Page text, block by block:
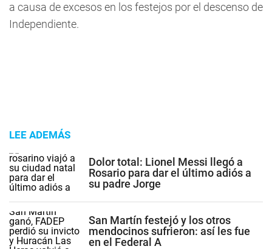
a causa de excesos en los festejos por el descenso de
Independiente.
LEE ADEMÁS
Dolor total: Lionel Messi llegó a
Rosario para dar el último adiós a
su padre Jorge
San Martín festejó y los otros
mendocinos sufrieron: así les fue
en el Federal A